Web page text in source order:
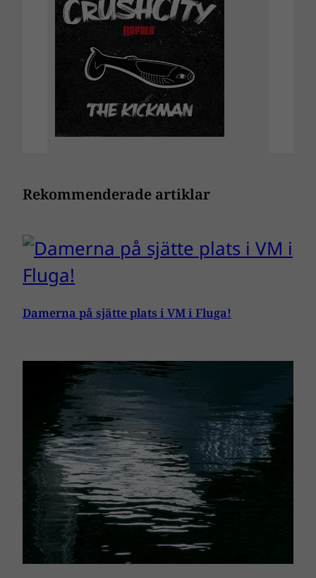
Rekommenderade artiklar
Damerna på sjätte plats i VM i Fluga!